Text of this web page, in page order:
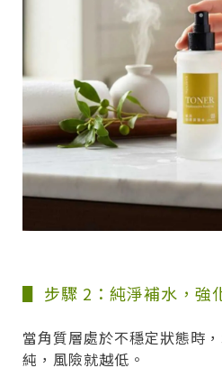
▋ 步驟 2：純淨補水，強
當角質層處於不穩定狀態時
純，風險就越低。